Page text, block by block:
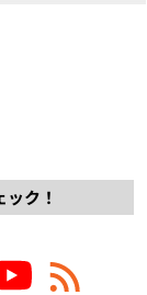
ク！